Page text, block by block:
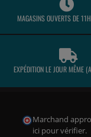
MAGASINS OUVERTS DE
EXPÉDITION LE JOUR MÊME
Marchand
ici pour vérifier.